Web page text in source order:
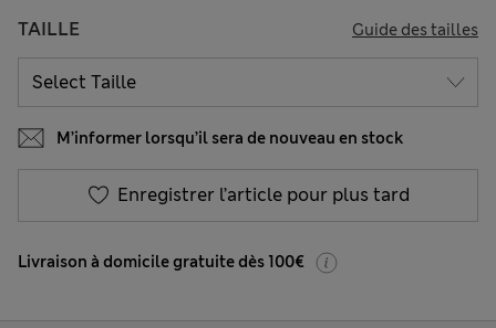
TAILLE Guide des tailles
M’informer lorsqu’il sera de nouveau en stock
Enregistrer l’article pour plus tard
Livraison à domicile gratuite dès 100€